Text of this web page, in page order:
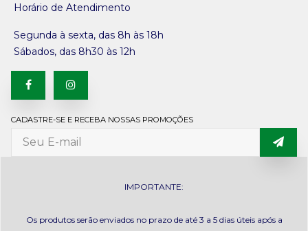
Horário de Atendimento
Segunda à sexta, das 8h às 18h
Sábados, das 8h30 às 12h
CADASTRE-SE E RECEBA NOSSAS PROMOÇÕES
IMPORTANTE:
Os produtos serão enviados no prazo de até 3 a 5 dias úteis após a